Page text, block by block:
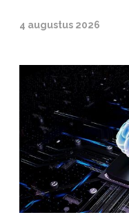
4 augustus 2026